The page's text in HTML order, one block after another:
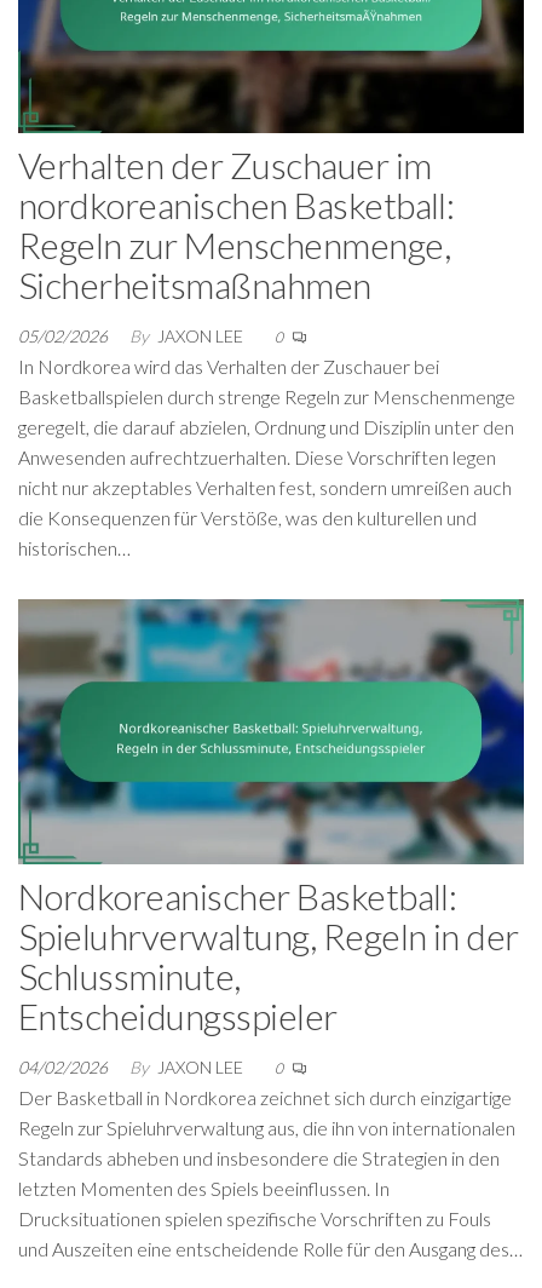
Verhalten der Zuschauer im
nordkoreanischen Basketball:
Regeln zur Menschenmenge,
Sicherheitsmaßnahmen
05/02/2026 By JAXON LEE 0
In Nordkorea wird das Verhalten der Zuschauer bei
Basketballspielen durch strenge Regeln zur Menschenmenge
geregelt, die darauf abzielen, Ordnung und Disziplin unter den
Anwesenden aufrechtzuerhalten. Diese Vorschriften legen
nicht nur akzeptables Verhalten fest, sondern umreißen auch
die Konsequenzen für Verstöße, was den kulturellen und
historischen…
Nordkoreanischer Basketball:
Spieluhrverwaltung, Regeln in der
Schlussminute,
Entscheidungsspieler
04/02/2026 By JAXON LEE 0
Der Basketball in Nordkorea zeichnet sich durch einzigartige
Regeln zur Spieluhrverwaltung aus, die ihn von internationalen
Standards abheben und insbesondere die Strategien in den
letzten Momenten des Spiels beeinflussen. In
Drucksituationen spielen spezifische Vorschriften zu Fouls
und Auszeiten eine entscheidende Rolle für den Ausgang des…